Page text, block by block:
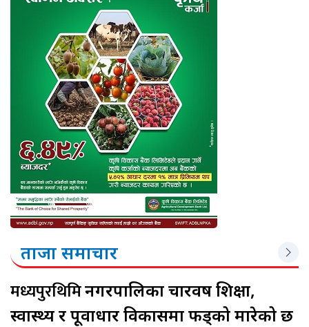
ताजा समाचार
मध्यपुरथिमिनगरपालिका चारवर्ष शिक्षा,
स्वास्थ्य र पूर्वाधार विकासमा फड्को मारेको छ